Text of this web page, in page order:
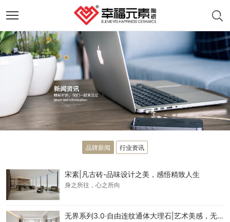
品牌新闻 行业资讯
宋素|凡古砖-品味设计之美，感悟精致人生
身之所往，心之所向
无界系列3.0·自由连纹通体大理石|艺术美感，无界视野